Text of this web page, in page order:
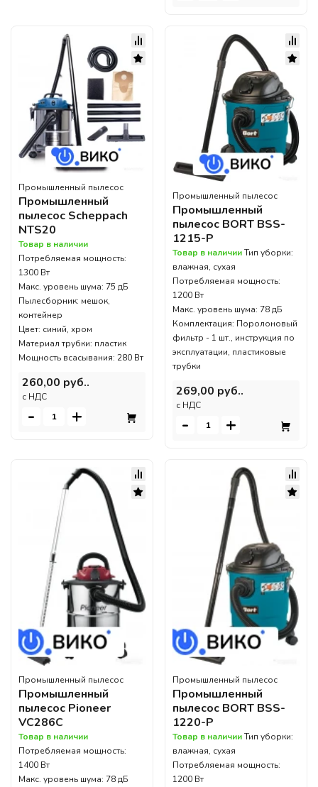
Промышленный пылесос
Промышленный
пылесос Scheppach
NTS20
Товар в наличии
Потребляемая мощность:
1300 Вт
Макс. уровень шума: 75 дБ
Пылесборник: мешок,
контейнер
Цвет: синий, хром
Материал трубки: пластик
Мощность всасывания: 280 Вт
260,00 руб..
c НДС
- +
Промышленный пылесос
Промышленный
пылесос BORT BSS-
1215-P
Товар в наличииТип уборки:
влажная, сухая
Потребляемая мощность:
1200 Вт
Макс. уровень шума: 78 дБ
Комплектация: Поролоновый
фильтр - 1 шт., инструкция по
эксплуатации, пластиковые
трубки
269,00 руб..
c НДС
- +
Промышленный пылесос
Промышленный
пылесос Pioneer
VC286C
Товар в наличии
Потребляемая мощность:
1400 Вт
Макс. уровень шума: 78 дБ
Промышленный пылесос
Промышленный
пылесос BORT BSS-
1220-P
Товар в наличииТип уборки:
влажная, сухая
Потребляемая мощность:
1200 Вт